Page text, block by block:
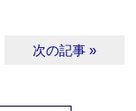
次の記事 »